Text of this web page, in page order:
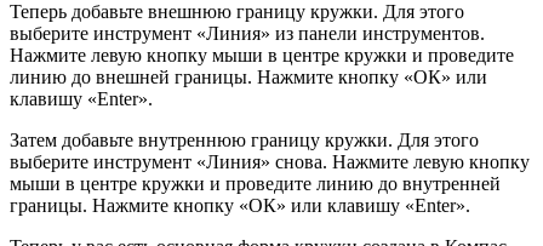
Теперь добавьте внешнюю границу кружки. Для этого
выберите инструмент «Линия» из панели инструментов.
Нажмите левую кнопку мыши в центре кружки и проведите
линию до внешней границы. Нажмите кнопку «ОК» или
клавишу «Enter».
Затем добавьте внутреннюю границу кружки. Для этого
выберите инструмент «Линия» снова. Нажмите левую кнопку
мыши в центре кружки и проведите линию до внутренней
границы. Нажмите кнопку «ОК» или клавишу «Enter».